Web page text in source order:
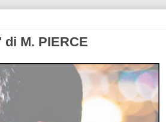
M. PIERCE